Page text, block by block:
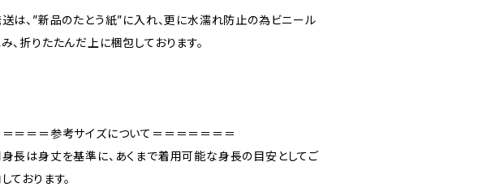
は、”新品のたとう紙”に入れ、更に水濡れ防止の為ビニール
、折りたたんだ上に梱包しております。
＝＝＝＝参考サイズについて＝＝＝＝＝＝＝
長は身丈を基準に、あくまで着用可能な身長の目安としてご
ております。